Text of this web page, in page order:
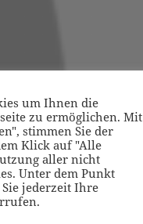
um Ihnen die
zu ermöglichen. Mit
stimmen Sie der
Klick auf "Alle
aller nicht
Unter dem Punkt
jederzeit Ihre